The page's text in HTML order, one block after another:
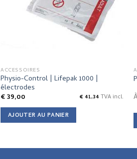
ACCESSOIRES
Physio-Control | Lifepak 1000 |
électrodes
€39,00 €41,34 TVA incl.
AJOUTER AU PANIER